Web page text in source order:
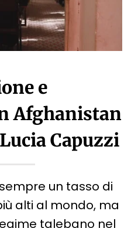
e
Afghanistan
Capuzzi
un tasso di
alti al mondo, ma
talebano nel